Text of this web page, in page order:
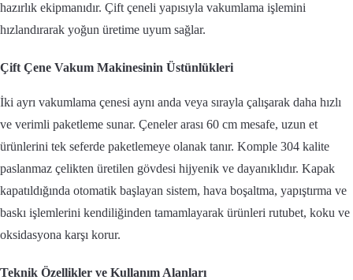
hazırlık ekipmanıdır. Çift çeneli yapısıyla vakumlama işlemini
hızlandırarak yoğun üretime uyum sağlar.
Çift Çene Vakum Makinesinin Üstünlükleri
İki ayrı vakumlama çenesi aynı anda veya sırayla çalışarak daha hızlı
ve verimli paketleme sunar. Çeneler arası 60 cm mesafe, uzun et
ürünlerini tek seferde paketlemeye olanak tanır. Komple 304 kalite
paslanmaz çelikten üretilen gövdesi hijyenik ve dayanıklıdır. Kapak
kapatıldığında otomatik başlayan sistem, hava boşaltma, yapıştırma ve
baskı işlemlerini kendiliğinden tamamlayarak ürünleri rutubet, koku ve
oksidasyona karşı korur.
Teknik Özellikler ve Kullanım Alanları